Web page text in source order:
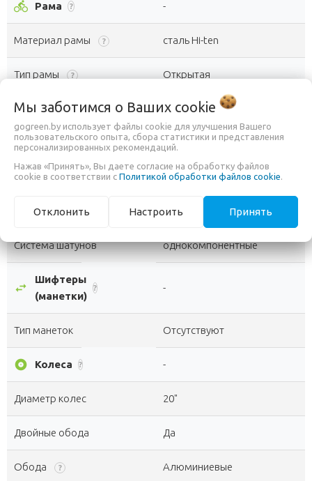
directions_bike Рама ? -
Материал рамы ? сталь Hi-ten
Тип рамы ? Открытая
Складная рама Нет
settings Трансмиссия ? -
Тип трансмиссии 1-скоростная (синглспид)
Количество скоростей ? 1
Система шатунов однокомпонентные
swap_horiz
Шифтеры
(манетки)
? -
Тип манеток Отсутствуют
album Колеса ? -
Диаметр колес 20"
Двойные обода Да
Обода ? Алюминиевые
Мы заботимся о Ваших cookie
gogreen.by использует файлы cookie для улучшения Вашего
пользовательского опыта, сбора статистики и представления
персонализированных рекомендаций.
Нажав «Принять», Вы даете согласие на обработку файлов
cookie в соответствии с Политикой обработки файлов cookie
Отклонить Настроить Принять